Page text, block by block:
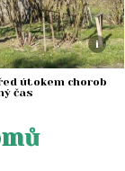
i
útokem chorob
čas